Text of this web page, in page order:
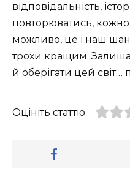
відповідальність,
повторюватись,
можливо, це і наш
трохи кращим.
й оберігати цей
Оцініть статтю